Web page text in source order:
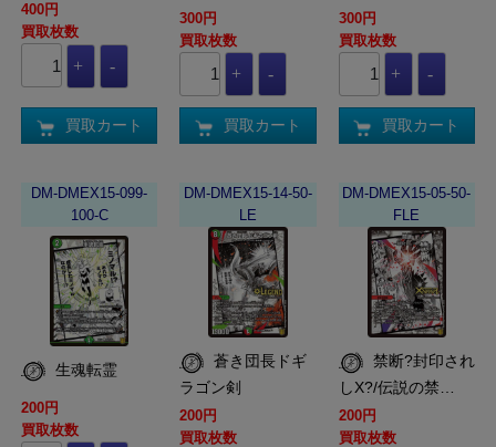
400円
買取枚数
買取カート
300円
買取枚数
買取カート
300円
買取枚数
買取カート
DM-DMEX15-099-
100-C
生魂転霊
200円
買取枚数
DM-DMEX15-14-50-
LE
蒼き団長ドギ
ラゴン剣
200円
買取枚数
DM-DMEX15-05-50-
FLE
しX?/伝説の禁…
200円
買取枚数